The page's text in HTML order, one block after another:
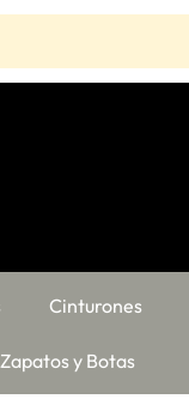
Cinturones
Zapatos y Botas